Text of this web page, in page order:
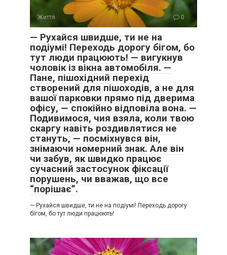
Життя 0
— Рухайся швидше, ти не на
подіумі! Переходь дорогу бігом, бо
тут люди працюють! — вигукнув
чоловік із вікна автомобіля. —
Пане, пішохідний перехід
створений для пішоходів, а не для
вашої парковки прямо під дверима
офісу, — спокійно відповіла вона. —
Подивимося, чия взяла, коли твою
скаргу навіть роздивлятися не
стануть, — посміхнувся він,
знімаючи номерний знак. Але він
чи забув, як швидко працює
сучасний застосунок фіксації
порушень, чи вважав, що все
“порішає”.
— Рухайся швидше, ти не на подіумі! Переходь дорогу
бігом, бо тут люди працюють!